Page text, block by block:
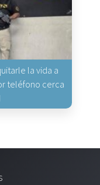
la vida a
teléfono cerca